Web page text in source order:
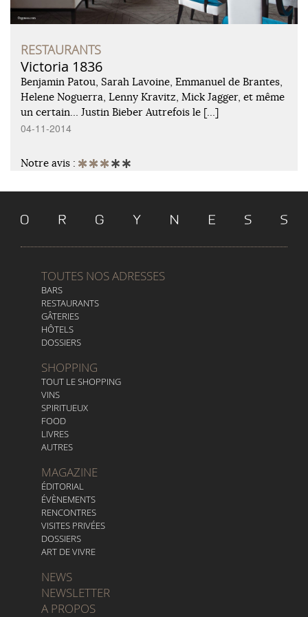
RESTAURANTS
Victoria 1836
Benjamin Patou, Sarah Lavoine, Emmanuel de Brantes,
Helene Noguerra, Lenny Kravitz, Mick Jagger, et même
un certain… Justin Bieber Autrefois le […]
04-11-2014
Notre avis :
TOUTES NOS ADRESSES
BARS
RESTAURANTS
GÂTERIES
HÔTELS
DOSSIERS
SHOPPING
TOUT LE SHOPPING
VINS
SPIRITUEUX
FOOD
LIVRES
AUTRES
MAGAZINE
ÉDITORIAL
ÉVÈNEMENTS
RENCONTRES
VISITES PRIVÉES
DOSSIERS
ART DE VIVRE
NEWS
NEWSLETTER
A PROPOS